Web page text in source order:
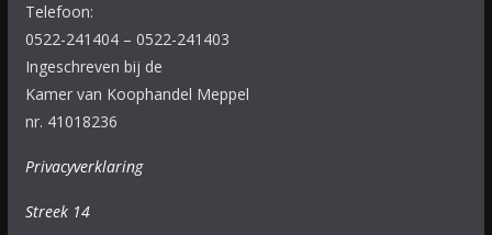
Telefoon:
0522-241404 – 0522-241403
Ingeschreven bij de
Kamer van Koophandel Meppel
nr. 41018236
Privacyverklaring
Streek 14